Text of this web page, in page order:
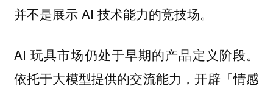
并不是展示 AI 技术能力的竞技场。
AI 玩具市场仍处于早期的产品定义阶段。
依托于大模型提供的交流能力，开辟「情感